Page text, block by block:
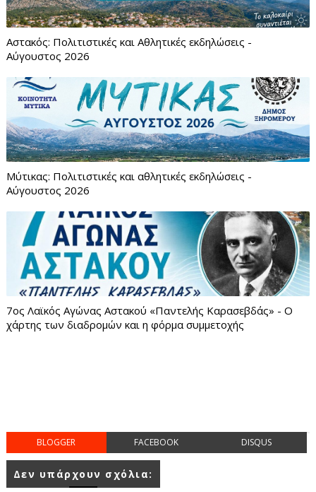
Αστακός: Πολιτιστικές και Αθλητικές εκδηλώσεις -
Αύγουστος 2026
Μύτικας: Πολιτιστικές και αθλητικές εκδηλώσεις -
Αύγουστος 2026
7ος Λαϊκός Αγώνας Αστακού «Παντελής Καρασεβδάς» - Ο
χάρτης των διαδρομών και η φόρμα συμμετοχής
BLOGGER FACEBOOK DISQUS
Δεν υπάρχουν σχόλια: